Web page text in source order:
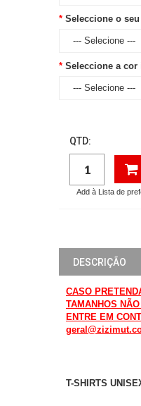
Seleccione o
Seleccione a cor
QTD:
Add à Lista de
DESCRIÇÃO
CASO
TAMANHOS
ENTRE EM
T-SHIRTS